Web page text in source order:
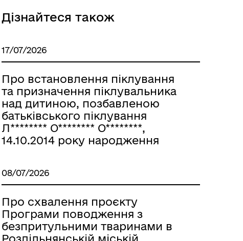
Розклад автобусів Роздільна-
Лиманське
Дізнайтеся також
17/07/2026
Про встановлення піклування
та призначення піклувальника
над дитиною, позбавленою
батьківського піклування
Л******** О******** О********,
14.10.2014 року народження
08/07/2026
Про схвалення проєкту
Програми поводження з
безпритульними тваринами в
Роздільнянській міській